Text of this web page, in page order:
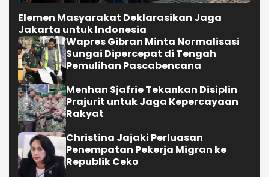
Elemen Masyarakat Deklarasikan Jaga
Jakarta untuk Indonesia
Wapres Gibran Minta Normalisasi
Sungai Dipercepat di Tengah
Pemulihan Pascabencana
Menhan Sjafrie Tekankan Disiplin
Prajurit untuk Jaga Kepercayaan
Rakyat
Christina Jajaki Perluasan
Penempatan Pekerja Migran ke
Republik Ceko